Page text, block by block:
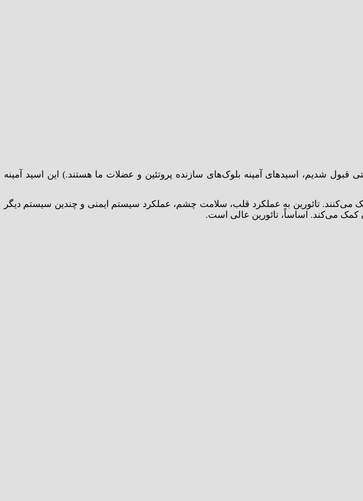
شدیم، اسیدهای آمینه بلوک‌های سازنده پروتئین و عضلات ما هستند.) این اسید آمینه
می‌کنند. تائورین به عملکرد قلب، سلامت چشم، عملکرد سیستم ایمنی و چندین سیستم دیگر
می‌کند. اساساً، تائورین عالی است.